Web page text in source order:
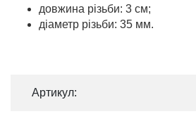
довжина різьби: 3 см;
діаметр різьби: 35 мм.
Артикул: